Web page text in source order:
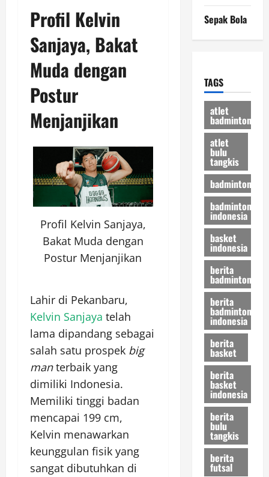
Profil Kelvin
Sanjaya, Bakat
Muda dengan
Postur
Menjanjikan
Profil Kelvin Sanjaya,
Bakat Muda dengan
Postur Menjanjikan
Lahir di Pekanbaru,
Kelvin Sanjaya telah
lama dipandang sebagai
salah satu prospek big
manterbaik yang
dimiliki Indonesia.
Memiliki tinggi badan
mencapai 199 cm,
Kelvin menawarkan
keunggulan fisik yang
sangat dibutuhkan di
Sepak Bola
TAGS
atlet
badminton
atlet
bulu
tangkis
badminton
badminton
indonesia
basket
indonesia
berita
badminton
berita
badminton
indonesia
berita
basket
berita
basket
indonesia
berita
bulu
tangkis
berita
futsal